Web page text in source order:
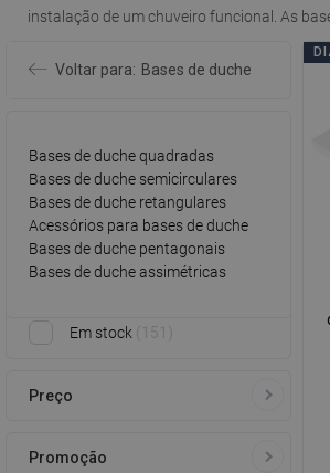
instalação de um chuveiro funcional. As
Bases de duche quadradas
Bases de duche semicirculares
Bases de duche retangulares
Acessórios para bases de duche
Bases de duche pentagonais
Bases de duche assimétricas
Em stock 151
Preço
Promoção
Voltar para: Bases de duche